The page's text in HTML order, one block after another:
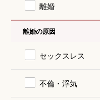
離婚
離婚の原因
セックスレス
不倫・浮気